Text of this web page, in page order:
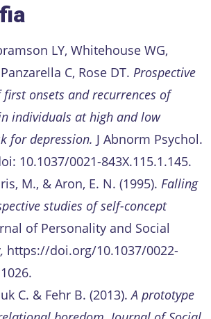
LY, Whitehouse WG,
C, Rose DT. Prospective
onsets and recurrences of
individuals at high and low
for depression. J Abnorm Psychol.
10.1037/0021-843X.115.1.145.
M., & Aron, E. N. (1995). Falling
studies of self-concept
of Personality and Social
, https://doi.org/10.1037/0022-
C. & Fehr B. (2013).A prototype